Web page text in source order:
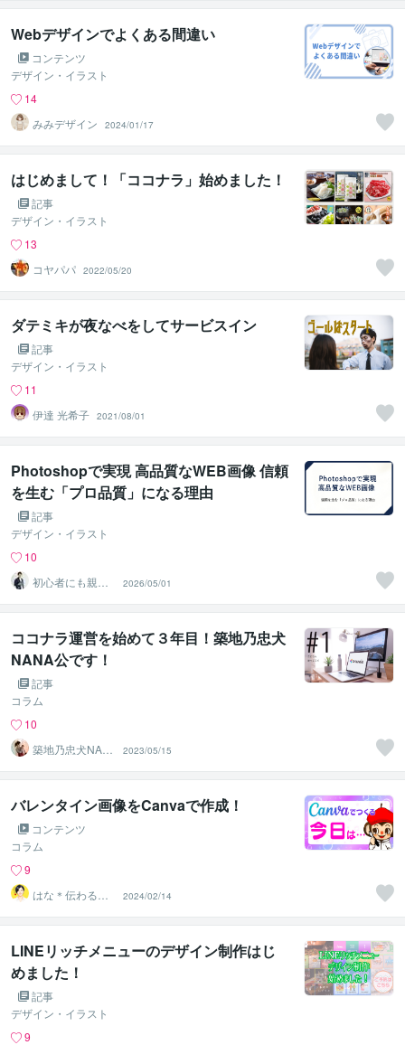
Webデザインでよくある間違い
コンテンツ
デザイン・イラスト
14
みみデザイン
2024/01/17
はじめまして！「ココナラ」始めました！
記事
デザイン・イラスト
13
コヤパパ 2022/05/20
ダテミキが夜なべをしてサービスイン
記事
デザイン・イラスト
11
伊達 光希子 2021/08/01
Photoshopで実現 高品質なWEB画像 信頼
を生む「プロ品質」になる理由
記事
デザイン・イラスト
10
初心者にも親切
丁寧にWEB制作
│樹下
2026/05/01
ココナラ運営を始めて３年目！築地乃忠犬
NANA公です！
記事
コラム
10
築地乃忠犬NAN
A公
2023/05/15
バレンタイン画像をCanvaで作成！
コンテンツ
コラム
9
はな＊伝わる形
に整えるデザイ
ン秘書
2024/02/14
LINEリッチメニューのデザイン制作はじ
めました！
記事
デザイン・イラスト
9